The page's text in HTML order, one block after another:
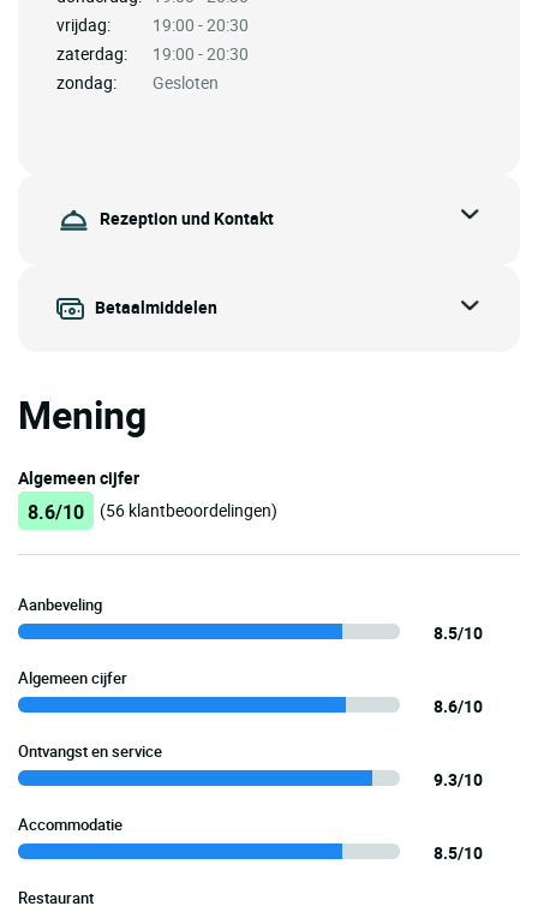
vrijdag:
19:00 - 20:30
zaterdag:
19:00 - 20:30
zondag:
Gesloten
Rezeption und Kontakt
Betaalmiddelen
Mening
Algemeen cijfer
8.6/10 (56 klantbeoordelingen)
Aanbeveling
8.5/10
Algemeen cijfer
8.6/10
Ontvangst en service
9.3/10
Accommodatie
8.5/10
Restaurant